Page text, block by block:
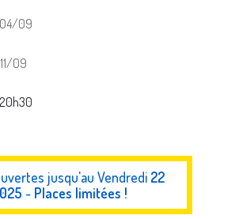
09
09
jusqu'au Vendredi 22
- Places limitées !